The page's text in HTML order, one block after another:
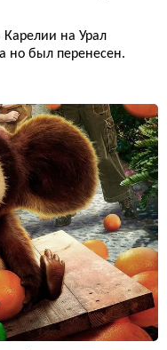
Карелии на Урал
но был перенесен.